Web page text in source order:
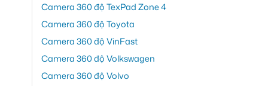
Camera 360 độ TexPad Zone 4
Camera 360 độ Toyota
Camera 360 độ VinFast
Camera 360 độ Volkswagen
Camera 360 độ Volvo